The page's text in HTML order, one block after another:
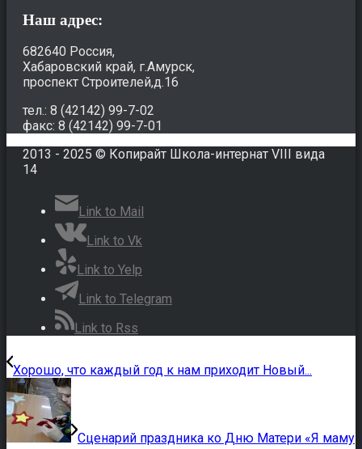
Наш адрес:
682640 Россия,
Хабаровский край, г.Амурск,
проспект Строителей,д.16
тел.: 8 (42142) 99-7-02
факс: 8 (42142) 99-7-01
2013 - 2025 © Копирайт Школа-интернат VIII вида
14
Link to Mail
Link to Vk
Link to Yelp
Link to Telegram
Link to Rss
Хорошо, что каждый год к нам приходит Новый...
Сценарий праздника ко Дню Матери «Я маму